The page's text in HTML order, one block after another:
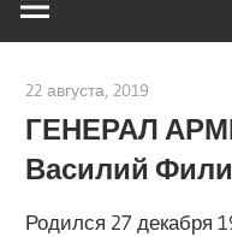
22 августа, 2019
ГЕНЕРАЛ
Василий
Родился 27 декабря